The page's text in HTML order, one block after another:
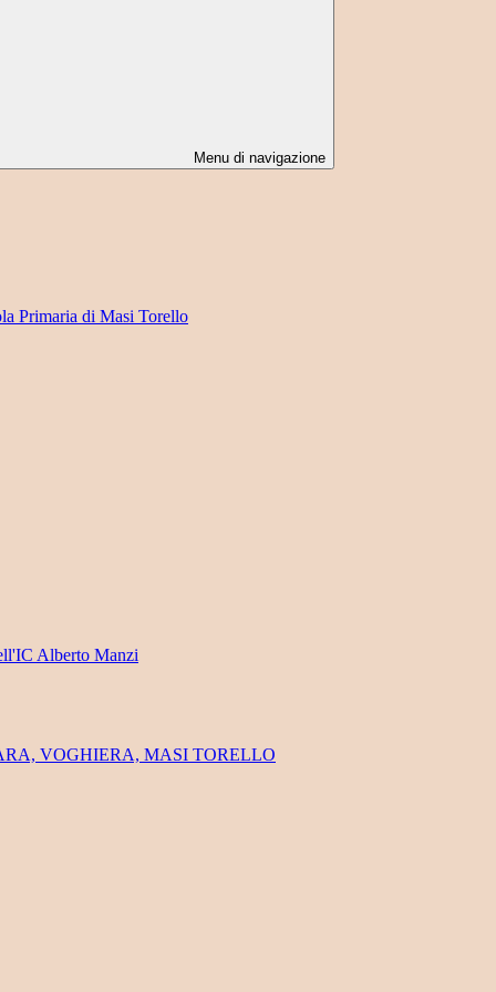
Menu di navigazione
Primaria di Masi Torello
Alberto Manzi
VOGHIERA, MASI TORELLO